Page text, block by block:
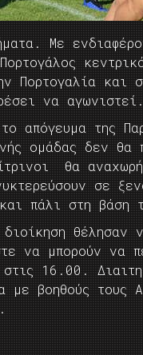
Με
Πορτογαλία και
να
απόγευμα της
ομάδας δεν θα
θα
σε
πάλι στη βάση
θέλησαν
να μπορούν να
16.00.
με βοηθούς τους